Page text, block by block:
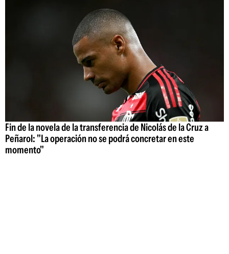
Fin de la novela de la transferencia de Nicolás de la Cruz a
Peñarol: "La operación no se podrá concretar en este
momento"